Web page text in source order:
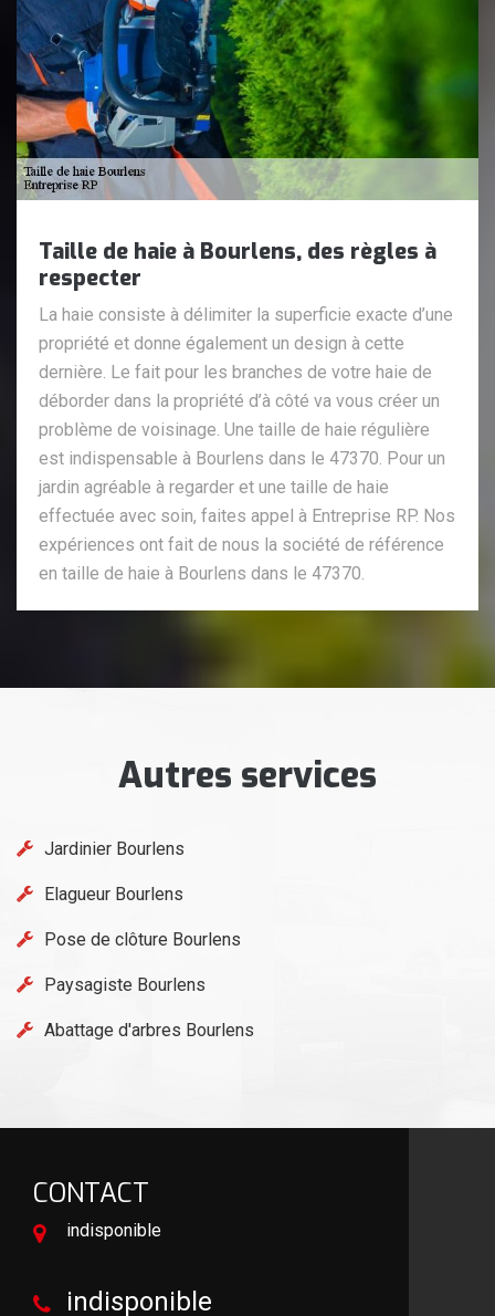
Taille de haie à Bourlens, des règles à
respecter
La haie consiste à délimiter la superficie exacte d’une
propriété et donne également un design à cette
dernière. Le fait pour les branches de votre haie de
déborder dans la propriété d’à côté va vous créer un
problème de voisinage. Une taille de haie régulière
est indispensable à Bourlens dans le 47370. Pour un
jardin agréable à regarder et une taille de haie
effectuée avec soin, faites appel à Entreprise RP. Nos
expériences ont fait de nous la société de référence
en taille de haie à Bourlens dans le 47370.
Autres services
Jardinier Bourlens
Elagueur Bourlens
Pose de clôture Bourlens
Paysagiste Bourlens
Abattage d'arbres Bourlens
CONTACT
indisponible
indisponible